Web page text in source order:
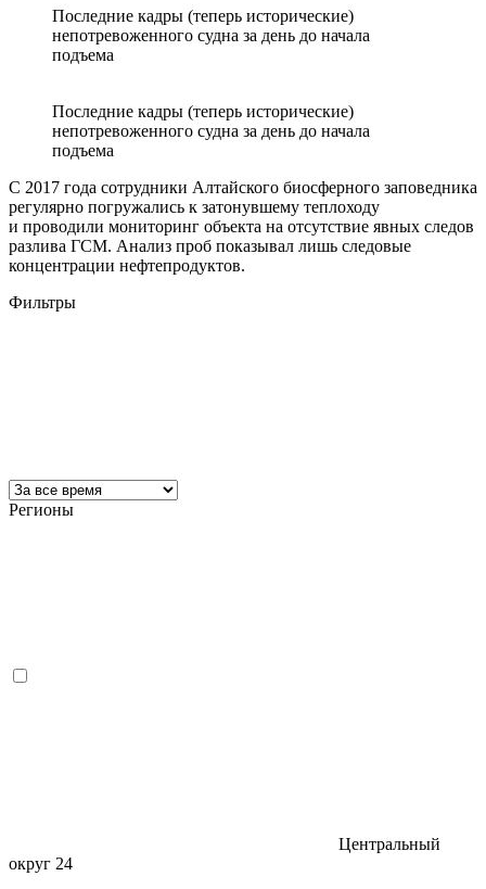
Последние кадры (теперь исторические)
непотревоженного судна за день до начала
подъема
Последние кадры (теперь исторические)
непотревоженного судна за день до начала
подъема
С 2017 года сотрудники Алтайского биосферного заповедника
регулярно погружались к затонувшему теплоходу
и проводили мониторинг объекта на отсутствие явных следов
разлива ГСМ. Анализ проб показывал лишь следовые
концентрации нефтепродуктов.
Фильтры
Регионы
Центральный
округ 24